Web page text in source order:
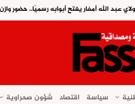
عبد الله أمغار يفتح أبوابه رسميًا.. حضور
سياسة اقتصاد شؤون صحراوية